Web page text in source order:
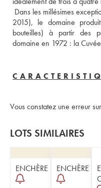
Dans les millésimes
2015), le domaine
bouteilles) à partir des
domaine en 1972 : la
Vous constatez une erreur
LOTS SIMILAIRES
ENCHÈRE ENCHÈRE